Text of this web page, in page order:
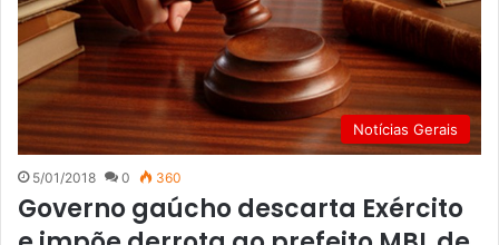
Notícias Gerais
5/01/2018 0 360
Governo gaúcho descarta Exército